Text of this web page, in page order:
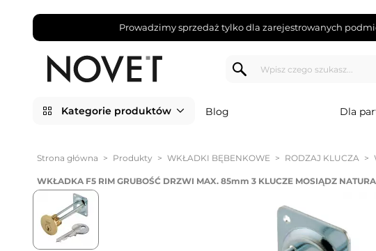
Prowadzimy sprzedaż tylko dla zarejestrowanych
Kategorie produktów Blog Dla
Strona główna > Produkty > WKŁADKI BĘBENKOWE > RODZAJ KLUCZA >
WKŁADKA F5 RIM GRUBOŚĆ DRZWI MAX. 85mm 3 KLUCZE MOSIĄDZ